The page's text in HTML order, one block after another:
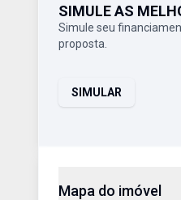
SIMULE AS
Simule seu
proposta.
SIMULAR
Mapa do imóvel